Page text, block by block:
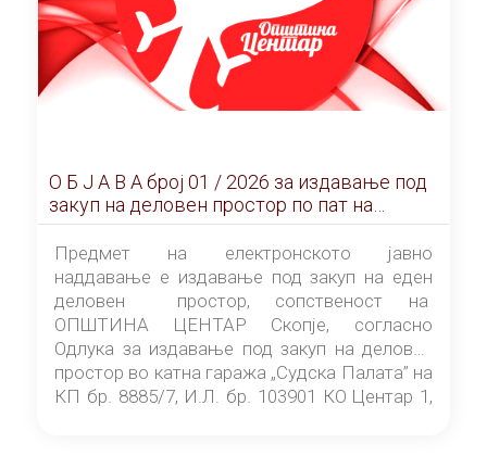
О Б Ј А В А брoj 01 / 2026 за издавање под
закуп на деловен простор по пат на
ЕЛЕКТРОНСКО ЈАВНО НАДДАВАЊЕ
Предмет на електронското јавно
наддавање е издавање под закуп на еден
деловен простор, сопственост на
ОПШТИНА ЦЕНТАР Скопје, согласно
Одлука за издавање под закуп на деловен
простор во катна гаража „Судска Палата” на
КП бр. 8885/7, И.Л. бр. 103901 КО Центар 1,